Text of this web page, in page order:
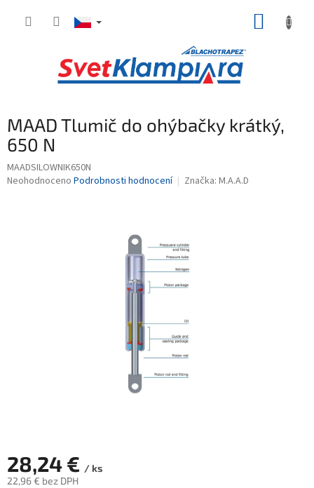
MAAD Tlumič do ohýbačky krátký,
650 N
MAADSILOWNIK650N
Průměrné
Neohodnoceno Podrobnosti hodnocení Značka: M.A.A.D
28,24 € / ks
22,96 € bez DPH